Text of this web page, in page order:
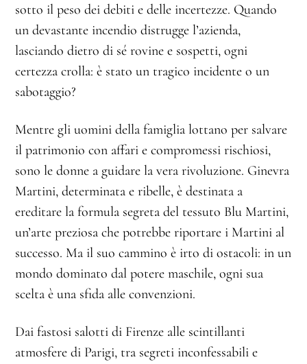
sotto il peso dei debiti e delle incertezze. Quando
un devastante incendio distrugge l’azienda,
lasciando dietro di sé rovine e sospetti, ogni
certezza crolla: è stato un tragico incidente o un
sabotaggio?
Mentre gli uomini della famiglia lottano per salvare
il patrimonio con affari e compromessi rischiosi,
sono le donne a guidare la vera rivoluzione. Ginevra
Martini, determinata e ribelle, è destinata a
ereditare la formula segreta del tessuto Blu Martini,
un’arte preziosa che potrebbe riportare i Martini al
successo. Ma il suo cammino è irto di ostacoli: in un
mondo dominato dal potere maschile, ogni sua
scelta è una sfida alle convenzioni.
Dai fastosi salotti di Firenze alle scintillanti
atmosfere di Parigi, tra segreti inconfessabili e